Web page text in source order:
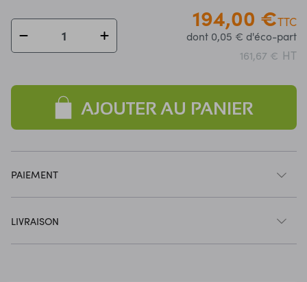
194,00 €TTC
dont 0,05 € d'éco-part
161,67 € HT
AJOUTER AU PANIER
PAIEMENT
LIVRAISON